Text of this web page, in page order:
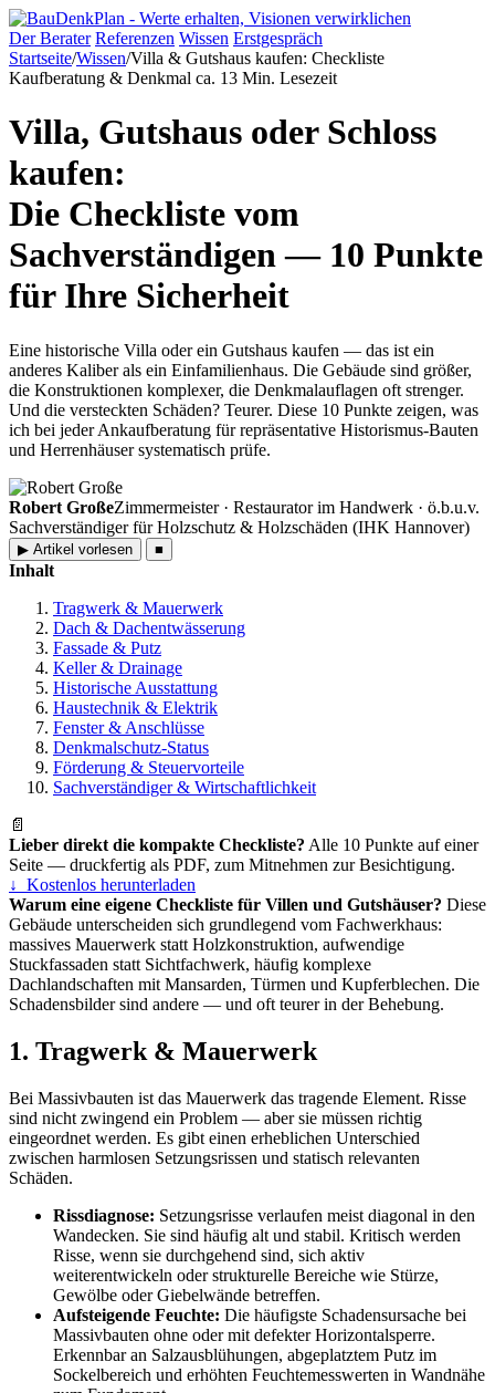
Der Berater Referenzen Wissen Erstgespräch
Startseite/Wissen/Villa & Gutshaus kaufen: Checkliste
Kaufberatung & Denkmal ca. 13 Min. Lesezeit
Villa, Gutshaus oder Schloss
kaufen:
Die Checkliste vom
Sachverständigen — 10 Punkte
für Ihre Sicherheit
Eine historische Villa oder ein Gutshaus kaufen — das ist ein
anderes Kaliber als ein Einfamilienhaus. Die Gebäude sind größer,
die Konstruktionen komplexer, die Denkmalauflagen oft strenger.
Und die versteckten Schäden? Teurer. Diese 10 Punkte zeigen, was
ich bei jeder Ankaufberatung für repräsentative Historismus-Bauten
und Herrenhäuser systematisch prüfe.
Robert GroßeZimmermeister · Restaurator im Handwerk · ö.b.u.v.
Sachverständiger für Holzschutz & Holzschäden (IHK Hannover)
▶ Artikel vorlesen ■
Inhalt
Tragwerk & Mauerwerk
Dach & Dachentwässerung
Fassade & Putz
Keller & Drainage
Historische Ausstattung
Haustechnik & Elektrik
Fenster & Anschlüsse
Denkmalschutz-Status
Förderung & Steuervorteile
Sachverständiger & Wirtschaftlichkeit
📄
Lieber direkt die kompakte Checkliste? Alle 10 Punkte auf einer
Seite — druckfertig als PDF, zum Mitnehmen zur Besichtigung.
↓ Kostenlos herunterladen
Warum eine eigene Checkliste für Villen und Gutshäuser? Diese
Gebäude unterscheiden sich grundlegend vom Fachwerkhaus:
massives Mauerwerk statt Holzkonstruktion, aufwendige
Stuckfassaden statt Sichtfachwerk, häufig komplexe
Dachlandschaften mit Mansarden, Türmen und Kupferblechen. Die
Schadensbilder sind andere — und oft teurer in der Behebung.
1. Tragwerk & Mauerwerk
Bei Massivbauten ist das Mauerwerk das tragende Element. Risse
sind nicht zwingend ein Problem — aber sie müssen richtig
eingeordnet werden. Es gibt einen erheblichen Unterschied
zwischen harmlosen Setzungsrissen und statisch relevanten
Schäden.
Rissdiagnose: Setzungsrisse verlaufen meist diagonal in den
Wandecken. Sie sind häufig alt und stabil. Kritisch werden
Risse, wenn sie durchgehend sind, sich aktiv
weiterentwickeln oder strukturelle Bereiche wie Stürze,
Gewölbe oder Giebelwände betreffen.
Aufsteigende Feuchte: Die häufigste Schadensursache bei
Massivbauten ohne oder mit defekter Horizontalsperre.
Erkennbar an Salzausblühungen, abgeplatztem Putz im
Sockelbereich und erhöhten Feuchtemesswerten in Wandnähe